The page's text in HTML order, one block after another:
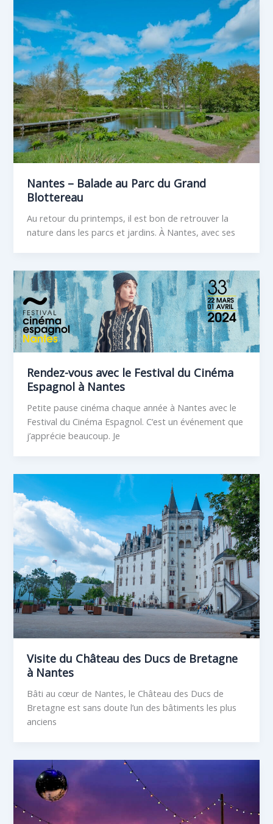
Nantes – Balade au Parc du Grand
Blottereau
Au retour du printemps, il est bon de retrouver la
nature dans les parcs et jardins. À Nantes, avec ses
Rendez-vous avec le Festival du Cinéma
Espagnol à Nantes
Petite pause cinéma chaque année à Nantes avec le
Festival du Cinéma Espagnol. C’est un événement que
j’apprécie beaucoup. Je
Visite du Château des Ducs de Bretagne
à Nantes
Bâti au cœur de Nantes, le Château des Ducs de
Bretagne est sans doute l’un des bâtiments les plus
anciens